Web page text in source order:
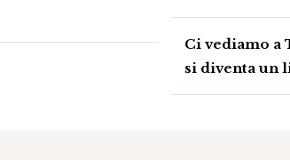
Ci vediamo a
si diventa un